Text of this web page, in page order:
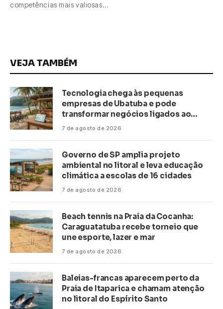
competências mais valiosas…
VEJA TAMBÉM
Tecnologia chega às pequenas
empresas de Ubatuba e pode
transformar negócios ligados ao
turismo no litoral
7 de agosto de 2026
Governo de SP amplia projeto
ambiental no litoral e leva educação
climática a escolas de 16 cidades
7 de agosto de 2026
Beach tennis na Praia da Cocanha:
Caraguatatuba recebe torneio que
une esporte, lazer e mar
7 de agosto de 2026
Baleias-francas aparecem perto da
Praia de Itaparica e chamam atenção
no litoral do Espírito Santo